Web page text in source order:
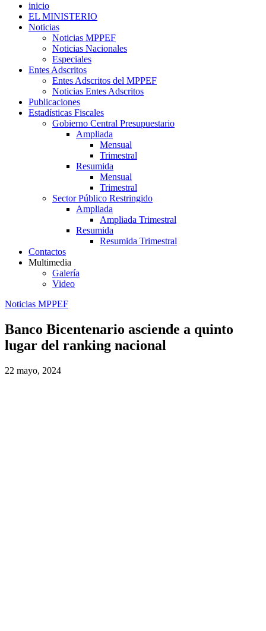
inicio
EL MINISTERIO
Noticias
Noticias MPPEF
Noticias Nacionales
Especiales
Entes Adscritos
Entes Adscritos del MPPEF
Noticias Entes Adscritos
Publicaciones
Estadísticas Fiscales
Gobierno Central Presupuestario
Ampliada
Mensual
Trimestral
Resumida
Mensual
Trimestral
Sector Público Restringido
Ampliada
Ampliada Trimestral
Resumida
Resumida Trimestral
Contactos
Multimedia
Galería
Video
Noticias MPPEF
Banco Bicentenario asciende a quinto
lugar del ranking nacional
22 mayo, 2024